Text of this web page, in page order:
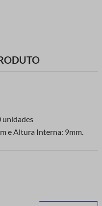
unidades
e Altura Interna: 9mm.